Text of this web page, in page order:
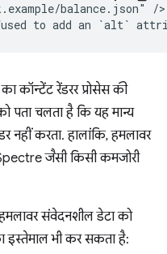
balance.json" />
कॉन्टेंट रेंडरर प्रोसेस की
पता चलता है कि यह मान्य
नहीं करता. हालांकि, हमलावर
जैसी किसी कमजोरी
संवेदनशील डेटा को
इस्तेमाल भी कर सकता है: